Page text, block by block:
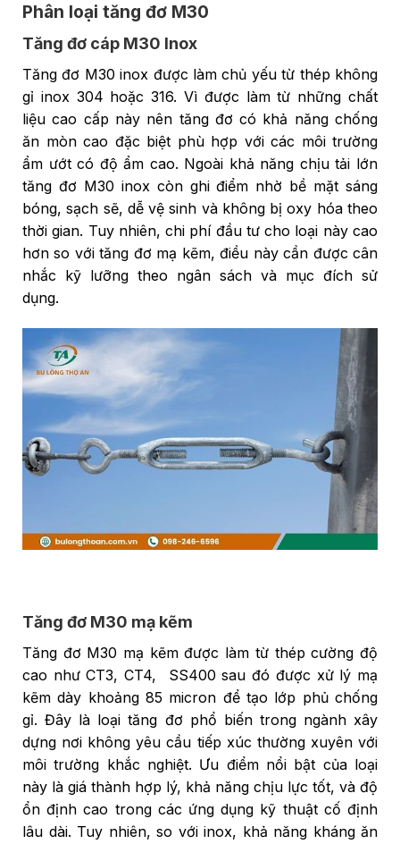
Phân loại tăng đơ M30
Tăng đơ cáp M30 Inox
Tăng đơ M30 inox được làm chủ yếu từ thép không
gỉ inox 304 hoặc 316. Vì được làm từ những chất
liệu cao cấp này nên tăng đơ có khả năng chống
ăn mòn cao đặc biệt phù hợp với các môi trường
ẩm ướt có độ ẩm cao. Ngoài khả năng chịu tải lớn
tăng đơ M30 inox còn ghi điểm nhờ bề mặt sáng
bóng, sạch sẽ, dễ vệ sinh và không bị oxy hóa theo
thời gian. Tuy nhiên, chi phí đầu tư cho loại này cao
hơn so với tăng đơ mạ kẽm, điều này cần được cân
nhắc kỹ lưỡng theo ngân sách và mục đích sử
dụng.
Tăng đơ M30 mạ kẽm
Tăng đơ M30 mạ kẽm được làm từ thép cường độ
cao như CT3, CT4, SS400 sau đó được xử lý mạ
kẽm dày khoảng 85 micron để tạo lớp phủ chống
gỉ. Đây là loại tăng đơ phổ biến trong ngành xây
dựng nơi không yêu cầu tiếp xúc thường xuyên với
môi trường khắc nghiệt. Ưu điểm nổi bật của loại
này là giá thành hợp lý, khả năng chịu lực tốt, và độ
ổn định cao trong các ứng dụng kỹ thuật cố định
lâu dài. Tuy nhiên, so với inox, khả năng kháng ăn